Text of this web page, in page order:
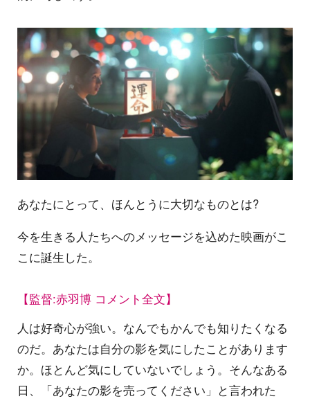
あなたにとって、ほんとうに大切なものとは?
今を生きる人たちへのメッセージを込めた映画がこ
こに誕生した。
【監督:赤羽博 コメント全文】
人は好奇心が強い。なんでもかんでも知りたくなる
のだ。あなたは自分の影を気にしたことがあります
か。ほとんど気にしていないでしょう。そんなある
日、「あなたの影を売ってください」と言われた